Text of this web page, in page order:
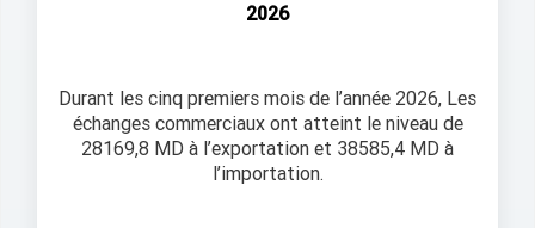
2026
Durant les cinq premiers mois de l’année 2026, Les
échanges commerciaux ont atteint le niveau de
28169,8 MD à l’exportation et 38585,4 MD à
l’importation.